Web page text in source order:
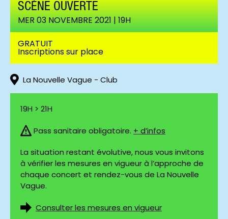
SCÈNE OUVERTE
MER 03 NOVEMBRE 2021 | 19H
GRATUIT
Inscriptions sur place
La Nouvelle Vague - Club
19H > 21H
Pass sanitaire obligatoire. + d’infos
La situation restant évolutive, nous vous invitons
à vérifier les mesures en vigueur à l’approche de
chaque concert et rendez-vous de La Nouvelle
Vague.
Consulter les mesures en vigueur